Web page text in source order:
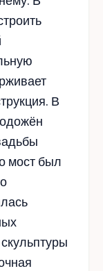
В
мост был